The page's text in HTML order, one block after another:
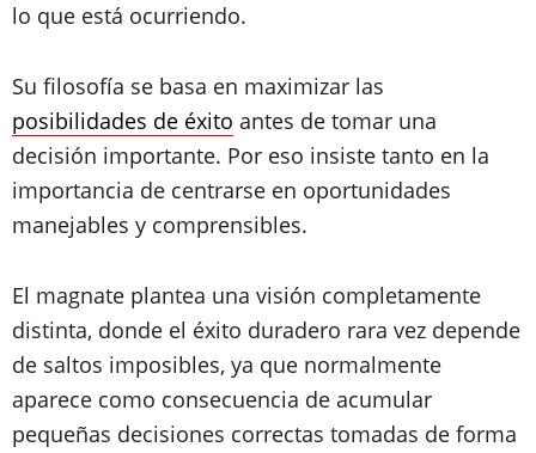
lo que está ocurriendo.
Su filosofía se basa en maximizar las
posibilidades de éxito antes de tomar una
decisión importante. Por eso insiste tanto en la
importancia de centrarse en oportunidades
manejables y comprensibles.
El magnate plantea una visión completamente
distinta, donde el éxito duradero rara vez depende
de saltos imposibles, ya que normalmente
aparece como consecuencia de acumular
pequeñas decisiones correctas tomadas de forma